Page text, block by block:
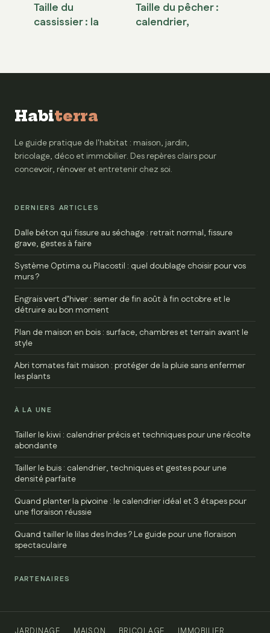
Taille du
cassissier : la
Taille du pêcher :
calendrier,
Habiterra
Le guide pratique de l'habitat : maison, jardin,
bricolage, déco et immobilier. Des repères clairs pour
concevoir, rénover et entretenir chez soi.
DERNIERS ARTICLES
Dalle béton qui fissure au séchage : retrait normal, fissure
grave, gestes à faire
Système Optima ou Placostil : quel doublage choisir pour vos
murs ?
Engrais vert d’hiver : semer de fin août à fin octobre et le
détruire au bon moment
Plan de maison en bois : surface, chambres et terrain avant le
style
Abri tomates fait maison : protéger de la pluie sans enfermer
les plants
À LA UNE
Tailler le kiwi : calendrier précis et techniques pour une récolte
abondante
Tailler le buis : calendrier, techniques et gestes pour une
densité parfaite
Quand planter la pivoine : le calendrier idéal et 3 étapes pour
une floraison réussie
Quand tailler le lilas des Indes ? Le guide pour une floraison
spectaculaire
PARTENAIRES